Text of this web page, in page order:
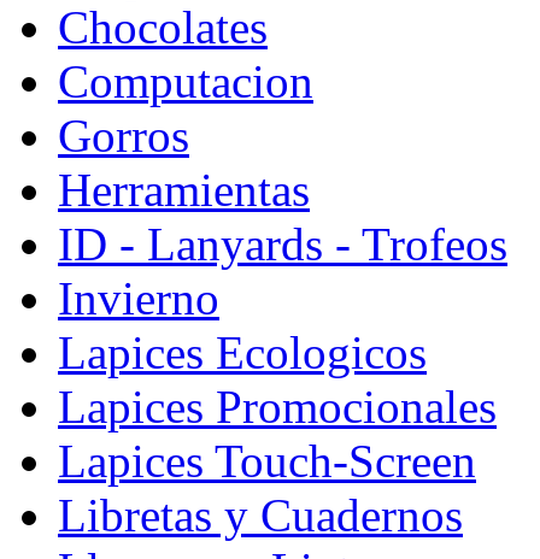
Chocolates
Computacion
Gorros
Herramientas
ID - Lanyards - Trofeos
Invierno
Lapices Ecologicos
Lapices Promocionales
Lapices Touch-Screen
Libretas y Cuadernos